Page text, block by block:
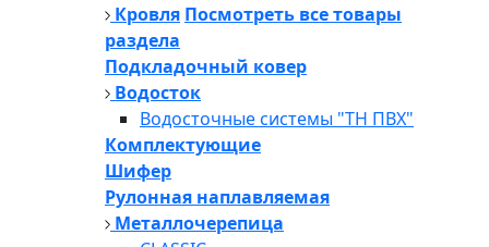
Кровля Посмотреть все товары
раздела
Подкладочный ковер
Водосток
Водосточные системы "ТН ПВХ"
Комплектующие
Шифер
Рулонная наплавляемая
Металлочерепица